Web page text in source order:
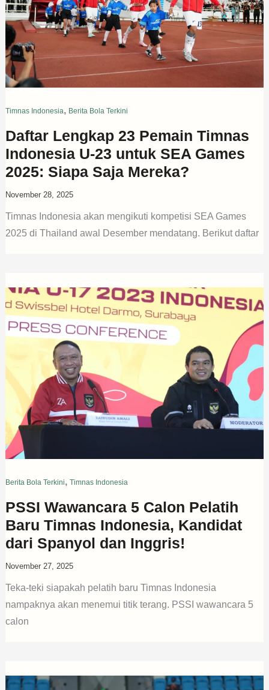
Timnas Indonesia, Berita Bola Terkini
Daftar Lengkap 23 Pemain Timnas
Indonesia U-23 untuk SEA Games
2025: Siapa Saja Mereka?
November 28, 2025
Timnas Indonesia akan mengikuti kompetisi SEA Games
2025 di Thailand awal Desember mendatang. Berikut daftar
Berita Bola Terkini, Timnas Indonesia
PSSI Wawancara 5 Calon Pelatih
Baru Timnas Indonesia, Kandidat
dari Spanyol dan Inggris!
November 27, 2025
Teka-teki siapakah pelatih baru Timnas Indonesia
nampaknya akan menemui titik terang. PSSI wawancara 5
calon